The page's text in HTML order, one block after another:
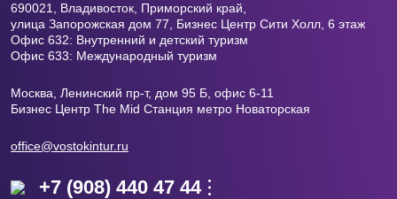
690021, Владивосток, Приморский край,
улица Запорожская дом 77, Бизнес Центр Сити Холл, 6 этаж
Офис 632: Внутренний и детский туризм
Офис 633: Международный туризм
Москва, Ленинский пр-т, дом 95 Б, офис 6-11
Бизнес Центр The Mid Станция метро Новаторская
office@vostokintur.ru
+7 (908) 440 47 44